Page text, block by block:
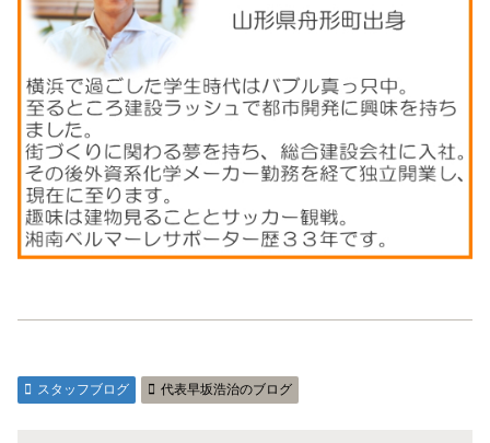
スタッフブログ 代表早坂浩治のブログ